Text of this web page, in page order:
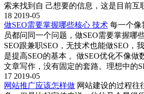
索来找到自 己想要的信息，这是目前互
18 2019-05
做SEO需要掌握哪些核心 技术 每一个像
员都问同一个问题，做SEO需要掌握哪
SEO跟兼职SEO，无技术也能做SEO，
是提高SEO的基本 。做SEO优化不像做
文章写作，没有固定的套路。理想中的
17 2019-05
网站推广应该怎样做 网站建设的过程往